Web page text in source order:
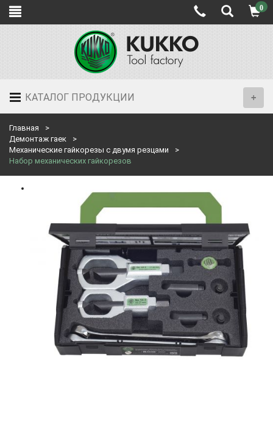
0
КАТАЛОГ ПРОДУКЦИИ
Главная
Демонтаж гаек
Механические гайкорезы с двумя резцами
Набор механических гайкорезов